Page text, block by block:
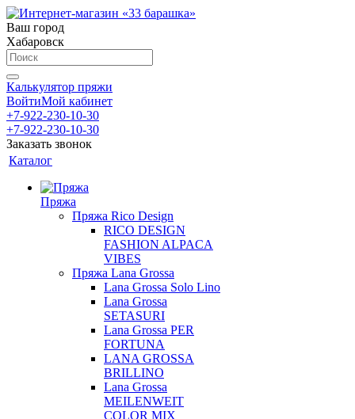
Ваш город
Хабаровск
Калькулятор пряжи
ВойтиМой кабинет
+7-922-230-10-30
+7-922-230-10-30
Заказать звонок
Каталог
Пряжа
Пряжа Rico Design
RICO DESIGN
FASHION ALPACA
VIBES
Пряжа Lana Grossa
Lana Grossa Solo Lino
Lana Grossa
SETASURI
Lana Grossa PER
FORTUNA
LANA GROSSA
BRILLINO
Lana Grossa
MEILENWEIT
COLOR MIX